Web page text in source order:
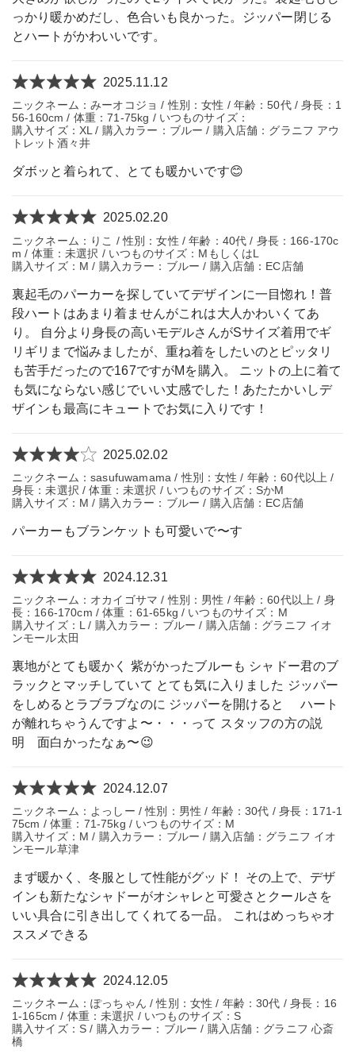
っかり暖かめだし、色合いも良かった。ジッパー閉じる
とハートがかわいいです。
2025.11.12
ニックネーム：みーオコジョ / 性別：女性 / 年齢：50代 / 身長：1
56-160cm / 体重：71-75kg / いつものサイズ：
購入サイズ：XL / 購入カラー：ブルー / 購入店舗：グラニフ アウ
トレット酒々井
ダボッと着られて、とても暖かいです😊
2025.02.20
ニックネーム：りこ / 性別：女性 / 年齢：40代 / 身長：166-170c
m / 体重：未選択 / いつものサイズ：MもしくはL
購入サイズ：M / 購入カラー：ブルー / 購入店舗：EC店舗
裏起毛のパーカーを探していてデザインに一目惚れ！普
段ハートはあまり着ませんがこれは大人かわいくてあ
り。 自分より身長の高いモデルさんがSサイズ着用でギ
リギリまで悩みましたが、重ね着をしたいのとピッタリ
も苦手だったので167ですがMを購入。 ニットの上に着て
も気にならない感じでいい丈感でした！あたたかいしデ
ザインも最高にキュートでお気に入りです！
2025.02.02
ニックネーム：sasufuwamama / 性別：女性 / 年齢：60代以上 /
身長：未選択 / 体重：未選択 / いつものサイズ：SかM
購入サイズ：M / 購入カラー：ブルー / 購入店舗：EC店舗
パーカーもブランケットも可愛いで〜す
2024.12.31
ニックネーム：オカイゴサマ / 性別：男性 / 年齢：60代以上 / 身
長：166-170cm / 体重：61-65kg / いつものサイズ：M
購入サイズ：L / 購入カラー：ブルー / 購入店舗：グラニフ イオ
ンモール太田
裏地がとても暖かく 紫がかったブルーも シャドー君のブ
ラックとマッチしていて とても気に入りました ジッパー
をしめるとラブラブなのに ジッパーを開けると ハート
が離れちゃうんですよ〜・・・って スタッフの方の説
明 面白かったなぁ〜😉
2024.12.07
ニックネーム：よっしー / 性別：男性 / 年齢：30代 / 身長：171-1
75cm / 体重：71-75kg / いつものサイズ：M
購入サイズ：M / 購入カラー：ブルー / 購入店舗：グラニフ イオ
ンモール草津
まず暖かく、冬服として性能がグッド！ その上で、デザ
インも新たなシャドーがオシャレと可愛さとクールさを
いい具合に引き出してくれてる一品。 これはめっちゃオ
ススメできる
2024.12.05
ニックネーム：ぽっちゃん / 性別：女性 / 年齢：30代 / 身長：16
1-165cm / 体重：未選択 / いつものサイズ：S
購入サイズ：S / 購入カラー：ブルー / 購入店舗：グラニフ 心斎
橋